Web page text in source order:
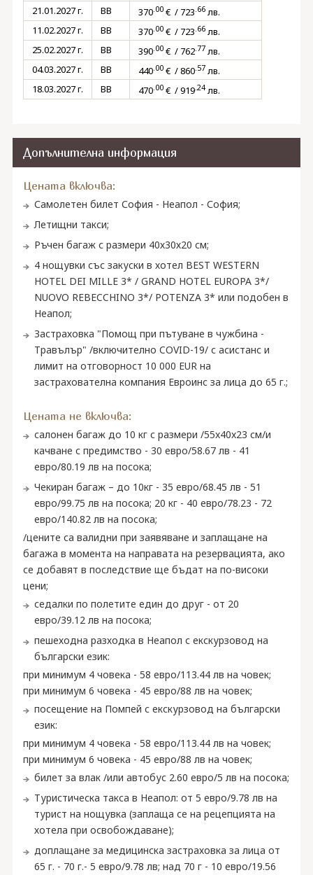
21.01.2027 г.
BB 370.00€ / 723.66лв.
11.02.2027 г.
BB 370.00€ / 723.66лв.
25.02.2027 г.
BB 390.00€ / 762.77лв.
04.03.2027 г.
BB 440.00€ / 860.57лв.
18.03.2027 г.
BB 470.00€ / 919.24лв.
Допълнителна информация
Цената включва:
Самолетен билет София - Неапол - София;
Летищни такси;
Ръчен багаж с размери 40х30х20 см;
4 нощувки със закуски в хотел BEST WESTERN
HOTEL DEI MILLE 3* / GRAND HOTEL EUROPA 3*/
NUOVO REBECCHINO 3*/ POTENZA 3* или подобен в
Неапол;
Застраховка "Помощ при пътуване в чужбина -
Травълър" /включително COVID-19/ с асистанс и
лимит на отговорност 10 000 EUR на
застрахователна компания Евроинс за лица до 65 г.;
Цената не включва:
салонен багаж до 10 кг с размери /55x40x23 см/и
качване с предимство - 30 евро/58.67 лв - 41
евро/80.19 лв на посока;
Чекиран багаж – до 10кг - 35 евро/68.45 лв - 51
евро/99.75 лв на посока; 20 кг - 40 евро/78.23 - 72
евро/140.82 лв на посока;
/цените са валидни при заявяване и заплащане на
багажа в момента на направата на резервацията, ако
се добавят в последствие ще бъдат на по-високи
цени;
седалки по полетите един до друг - от 20
евро/39.12 лв на посока;
пешеходна разходка в Неапол с екскурзовод на
български език:
при минимум 4 човека - 58 евро/113.44 лв на човек;
при минимум 6 човека - 45 евро/88 лв на човек;
посещение на Помпей с екскурзовод на български
език:
при минимум 4 човека - 58 евро/113.44 лв на човек;
при минимум 6 човека - 45 евро/88 лв на човек;
билет за влак /или автобус 2.60 евро/5 лв на посока;
Туристическа такса в Неапол: от 5 евро/9.78 лв на
турист на нощувка (заплаща се на рецепцията на
хотела при освобождаване);
доплащане за медицинска застраховка за лица от
65 г. - 70 г.- 5 евро/9.78 лв; над 70 г - 10 евро/19.56